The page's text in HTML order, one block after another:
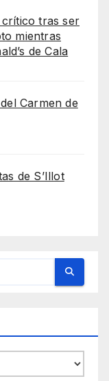
tras ser
mientras
de Cala
Carmen de
de S’Illot